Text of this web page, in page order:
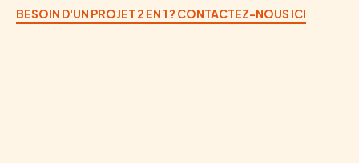
BESOIN D'UN PROJET 2 EN 1 ? CONTACTEZ-NOUS ICI